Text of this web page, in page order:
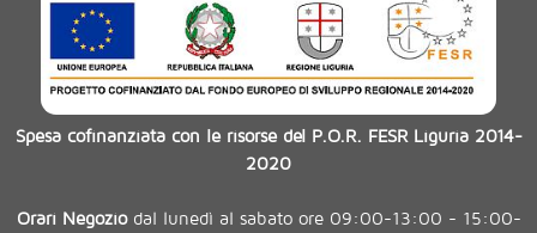
Spesa cofinanziata con le risorse del P.O.R. FESR Liguria 2014-
2020
Orari Negoziodal lunedì al sabato ore 09:00-13:00 - 15:00-